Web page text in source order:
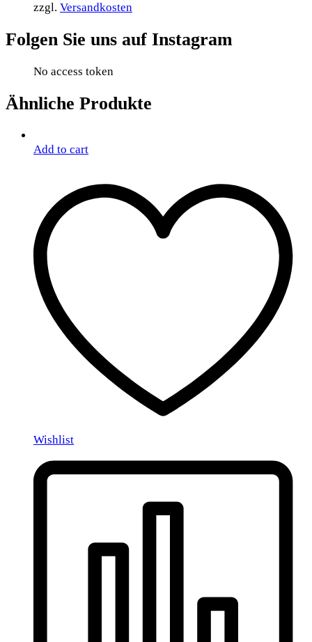
zzgl. Versandkosten
Folgen Sie uns auf Instagram
No access token
Ähnliche Produkte
Add to cart
Wishlist